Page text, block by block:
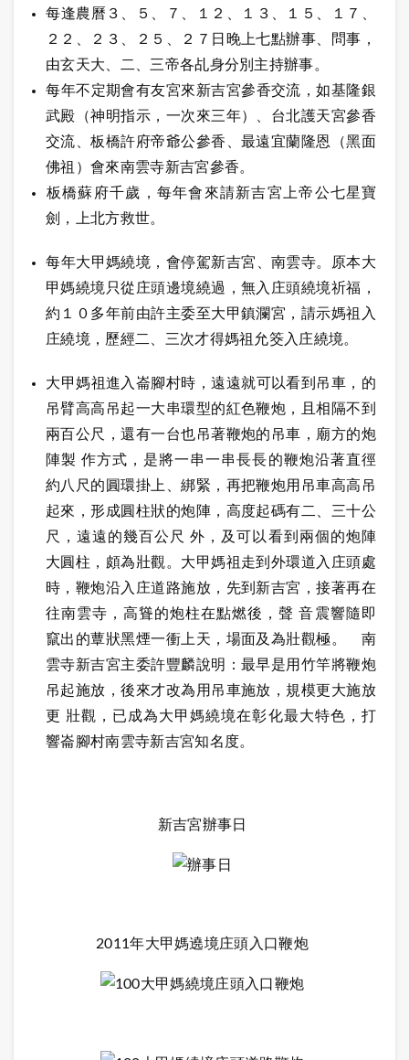
每逢農曆３、５、７、１２、１３、１５、１７、
２２、２３、２５、２７日晚上七點辦事、問事，
由玄天大、二、三帝各乩身分別主持辦事。
每年不定期會有友宮來新吉宮參香交流，如基隆銀
武殿（神明指示，一次來三年）、台北護天宮參香
交流、板橋許府帝爺公參香、最遠宜蘭隆恩（黑面
佛祖）會來南雲寺新吉宮參香。
板橋蘇府千歲，每年會來請新吉宮上帝公七星寶
劍，上北方救世。
每年大甲媽繞境，會停駕新吉宮、南雲寺。原本大
甲媽繞境只從庄頭邊境繞過，無入庄頭繞境祈福，
約１０多年前由許主委至大甲鎮瀾宮，請示媽祖入
庄繞境，歷經二、三次才得媽祖允筊入庄繞境。
大甲媽祖進入崙腳村時，遠遠就可以看到吊車，的
吊臂高高吊起一大串環型的紅色鞭炮，且相隔不到
兩百公尺，還有一台也吊著鞭炮的吊車，廟方的炮
陣製 作方式，是將一串一串長長的鞭炮沿著直徑
約八尺的圓環掛上、綁緊，再把鞭炮用吊車高高吊
起來，形成圓柱狀的炮陣，高度起碼有二、三十公
尺，遠遠的幾百公尺 外，及可以看到兩個的炮陣
大圓柱，頗為壯觀。大甲媽祖走到外環道入庄頭處
時，鞭炮沿入庄道路施放，先到新吉宮，接著再在
往南雲寺，高聳的炮柱在點燃後，聲 音震響隨即
竄出的蕈狀黑煙一衝上天，場面及為壯觀極。 南
雲寺新吉宮主委許豐麟說明：最早是用竹竿將鞭炮
吊起施放，後來才改為用吊車施放，規模更大施放
更 壯觀，已成為大甲媽繞境在彰化最大特色，打
響崙腳村南雲寺新吉宮知名度。
新吉宮辦事日
2011年大甲媽遶境庄頭入口鞭炮